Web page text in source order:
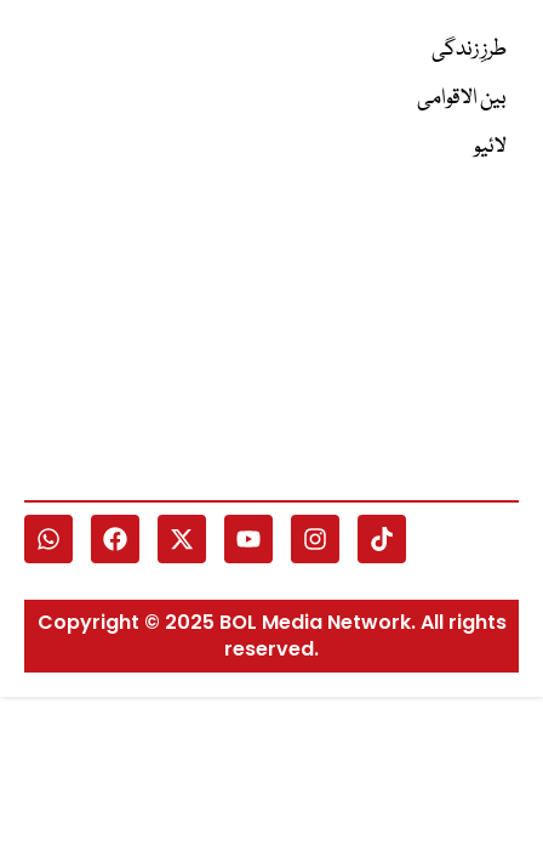
طرزِ زندگی
بین الاقوامی
لائیو
Copyright © 2025 BOL Media Network. All rights
reserved.